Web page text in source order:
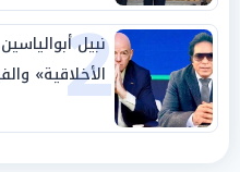
2
نبيل
الأخلاقية»
«عبادة العرش